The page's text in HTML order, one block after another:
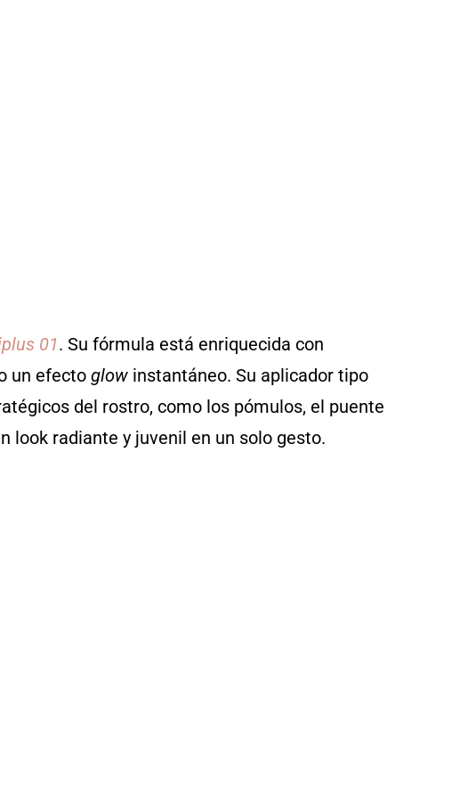
01. Su fórmula está enriquecida con
un efecto glowinstantáneo. Su aplicador tipo
del rostro, como los pómulos, el puente
look radiante y juvenil en un solo gesto.